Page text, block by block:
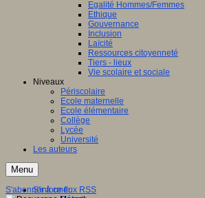
Egalité Hommes/Femmes
Ethique
Gouvernance
Inclusion
Laïcité
Ressources citoyenneté
Tiers - lieux
Vie scolaire et sociale
Niveaux
Périscolaire
Ecole maternelle
Ecole élémentaire
Collège
Lycée
Université
Les auteurs
Menu
S'informer
S'abonner à ce flux RSS